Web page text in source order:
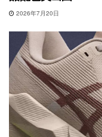
2026年7月20日